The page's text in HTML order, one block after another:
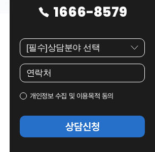
1666-8579
개인정보 수집 및 이용목적 동의
상담신청